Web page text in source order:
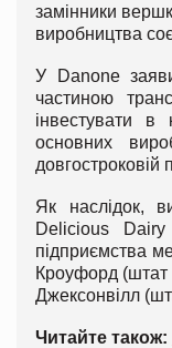
замінники
виробництва
У Danone
частиною
інвестувати в
основних
довгостроковій
Як наслідок,
Delicious
підприємства
Кроуфорд (штат
Джексонвілл
Читайте також: